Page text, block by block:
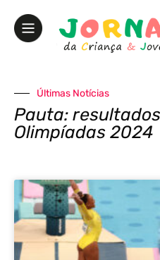
Últimas Notícias
Pauta:
Olimpíadas 2024